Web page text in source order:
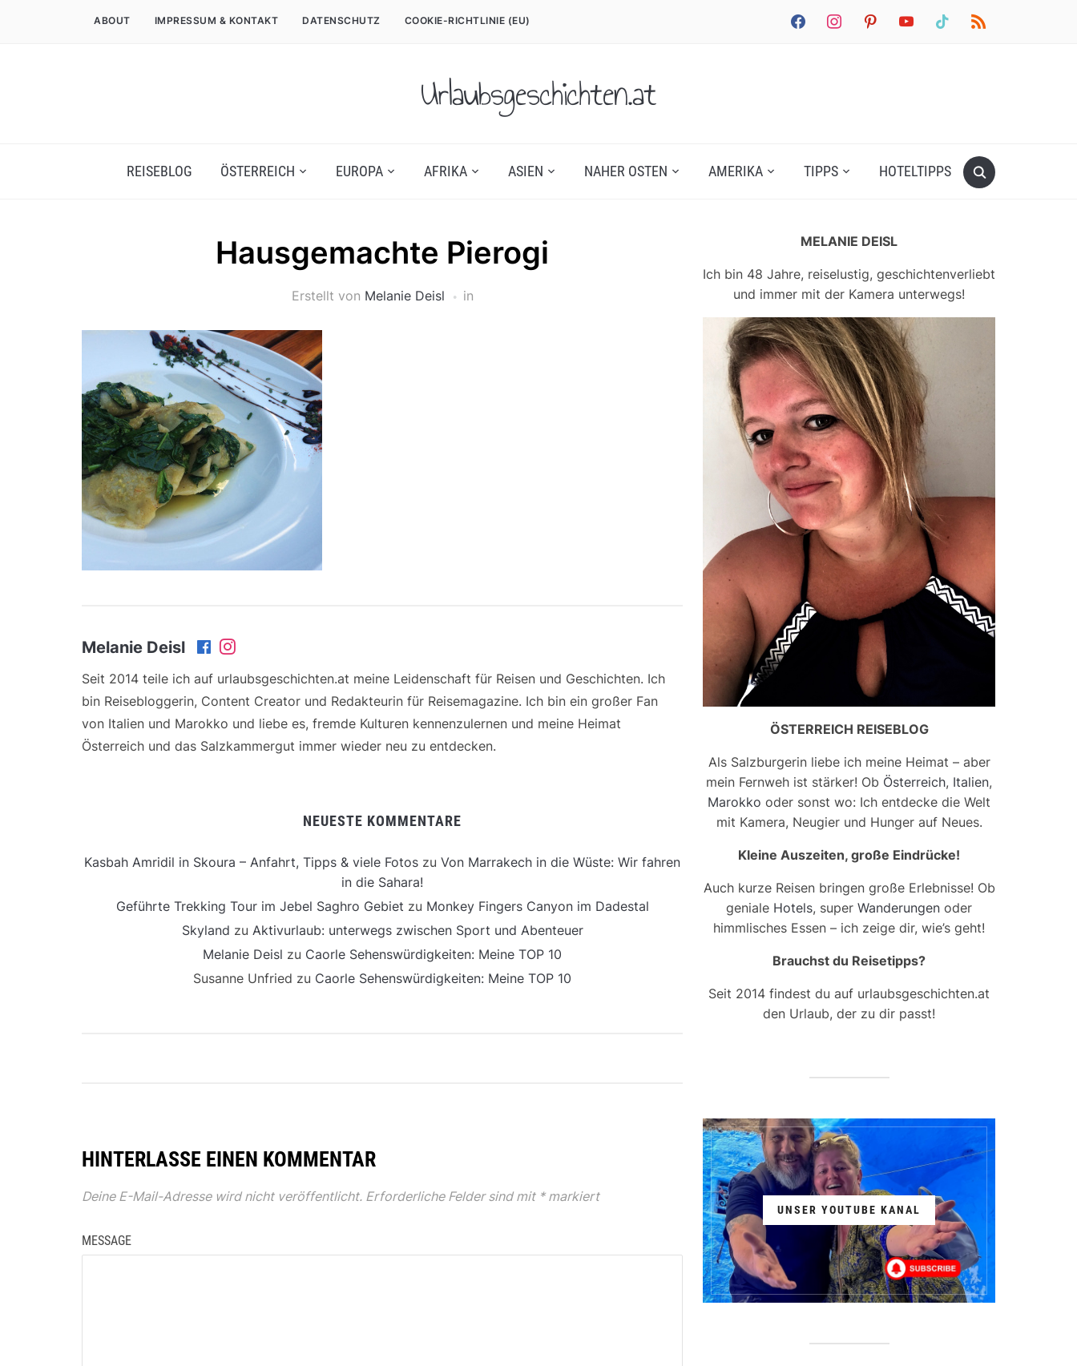
facebookinstagrampinterestyoutube tiktok rss
ABOUT IMPRESSUM & KONTAKT DATENSCHUTZ COOKIE-RICHTLINIE (EU)
Urlaubsgeschichten.at
REISEBLOG ÖSTERREICH EUROPA AFRIKA ASIEN NAHER OSTEN AMERIKA TIPPS HOTELTIPPS
Hausgemachte Pierogi
Erstellt von Melanie Deisl in
Melanie Deisl
Seit 2014 teile ich auf urlaubsgeschichten.at meine Leidenschaft für Reisen und Geschichten. Ich
bin Reisebloggerin, Content Creator und Redakteurin für Reisemagazine. Ich bin ein großer Fan
von Italien und Marokko und liebe es, fremde Kulturen kennenzulernen und meine Heimat
Österreich und das Salzkammergut immer wieder neu zu entdecken.
NEUESTE KOMMENTARE
Kasbah Amridil in Skoura – Anfahrt, Tipps & viele Fotos zu Von Marrakech in die Wüste: Wir fahren
in die Sahara!
Geführte Trekking Tour im Jebel Saghro Gebiet zu Monkey Fingers Canyon im Dadestal
Skyland zu Aktivurlaub: unterwegs zwischen Sport und Abenteuer
Melanie Deisl zu Caorle Sehenswürdigkeiten: Meine TOP 10
Susanne Unfried zu Caorle Sehenswürdigkeiten: Meine TOP 10
HINTERLASSE EINEN KOMMENTAR
Deine E-Mail-Adresse wird nicht veröffentlicht. Erforderliche Felder sind mit *markiert
MESSAGE
MELANIE DEISL
Ich bin 48 Jahre, reiselustig, geschichtenverliebt
und immer mit der Kamera unterwegs!
ÖSTERREICH REISEBLOG
Als Salzburgerin liebe ich meine Heimat – aber
mein Fernweh ist stärker! Ob Österreich, Italien,
Marokko oder sonst wo: Ich entdecke die Welt
mit Kamera, Neugier und Hunger auf Neues.
Kleine Auszeiten, große Eindrücke!
Auch kurze Reisen bringen große Erlebnisse! Ob
geniale Hotels, super Wanderungen oder
himmlisches Essen – ich zeige dir, wie’s geht!
Brauchst du Reisetipps?
Seit 2014 findest du auf urlaubsgeschichten.at
den Urlaub, der zu dir passt!
UNSER YOUTUBE KANAL